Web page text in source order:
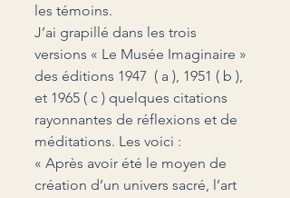
les témoins.
J’ai grapillé dans les trois
versions « Le Musée Imaginaire »
des éditions 1947  ( a ), 1951 ( b ),
et 1965 ( c ) quelques citations
rayonnantes de réflexions et de
méditations. Les voici :
« Après avoir été le moyen de
création d’un univers sacré, l’art